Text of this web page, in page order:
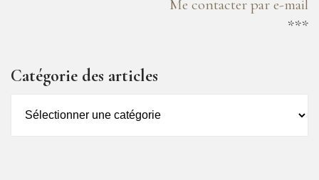
Me contacter par e-mail
***
Catégorie des articles
des